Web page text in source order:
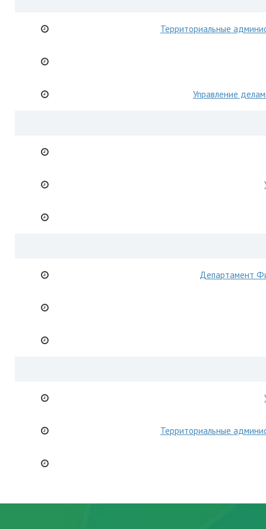
Территориальные
Управление
Департамент
Территориальные